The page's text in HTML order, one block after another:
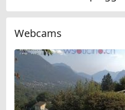
Webcams